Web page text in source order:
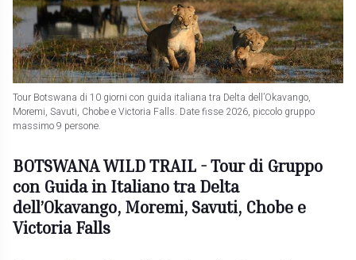
Tour Botswana di 10 giorni con guida italiana tra Delta dell’Okavango,
Moremi, Savuti, Chobe e Victoria Falls. Date fisse 2026, piccolo gruppo
massimo 9 persone.
BOTSWANA WILD TRAIL - Tour di Gruppo
con Guida in Italiano tra Delta
dell’Okavango, Moremi, Savuti, Chobe e
Victoria Falls